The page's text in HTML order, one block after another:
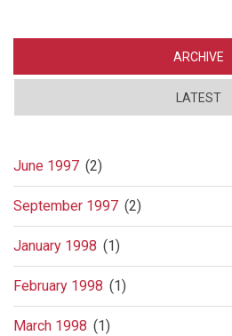
ARCHIVE
LATEST
June 1997 (2)
September 1997 (2)
January 1998 (1)
February 1998 (1)
March 1998 (1)